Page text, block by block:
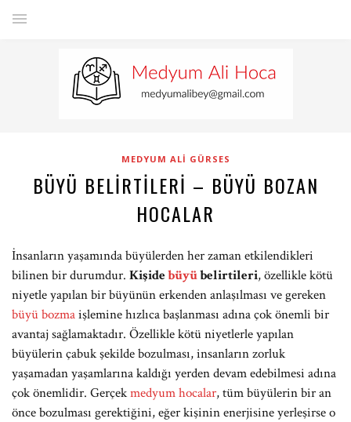
MEDYUM ALI GÜRSES
BÜYÜ BELIRTILERI – BÜYÜ BOZAN
HOCALAR
İnsanların yaşamında büyülerden her zaman etkilendikleri
bilinen bir durumdur. Kişidebüyübelirtileri, özellikle kötü
niyetle yapılan bir büyünün erkenden anlaşılması ve gereken
büyü bozmaişlemine hızlıca başlanması adına çok önemli bir
avantaj sağlamaktadır. Özellikle kötü niyetlerle yapılan
büyülerin çabuk şekilde bozulması, insanların zorluk
yaşamadan yaşamlarına kaldığı yerden devam edebilmesi adına
çok önemlidir. Gerçekmedyum hocalar, tüm büyülerin bir an
önce bozulması gerektiğini, eğer kişinin enerjisine yerleşirse o